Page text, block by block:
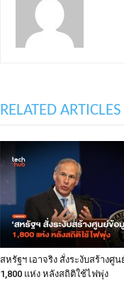
RELATED ARTICLES
สหรัฐฯ เอาจริง สั่งระงับสร้างศู
1,800 แห่ง หลังสถิติใช้ไฟพุ่ง